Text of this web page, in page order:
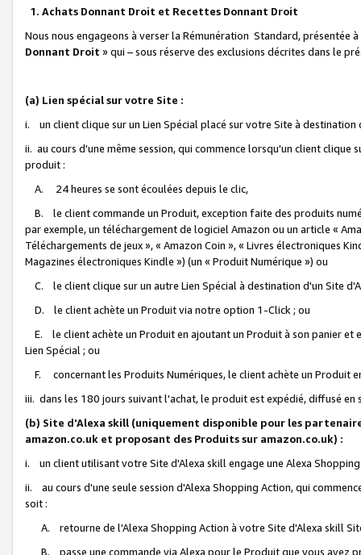
1. Achats Donnant Droit et Recettes Donnant Droit
Nous nous engageons à verser la Rémunération Standard, présentée
Donnant Droit » qui – sous réserve des exclusions décrites dans le
(a) Lien spécial sur votre Site :
i. un client clique sur un Lien Spécial placé sur votre Site à destination
ii. au cours d'une même session, qui commence lorsqu'un client
produit :
A. 24 heures se sont écoulées depuis le clic,
B. le client commande un Produit, exception faite des produits
par exemple, un téléchargement de logiciel Amazon ou un article «
Téléchargements de jeux », « Amazon Coin », « Livres électroniques
Magazines électroniques Kindle ») (un « Produit Numérique ») ou
C. le client clique sur un autre Lien Spécial à destination d'un Site
D. le client achète un Produit via notre option 1-Click ; ou
E. le client achète un Produit en ajoutant un Produit à son panier et
Lien Spécial ; ou
F. concernant les Produits Numériques, le client achète un Produit
iii. dans les 180 jours suivant l'achat, le produit est expédié, diffusé
(b) Site d'Alexa skill (uniquement disponible pour les
amazon.co.uk et proposant des Produits sur amazon.co.uk) :
i. un client utilisant votre Site d'Alexa skill engage une Alexa
ii. au cours d'une seule session d'Alexa Shopping Action, qui
soit :
A. retourne de l'Alexa Shopping Action à votre Site d'Alexa skill
B. passe une commande via Alexa pour le Produit que vous avez